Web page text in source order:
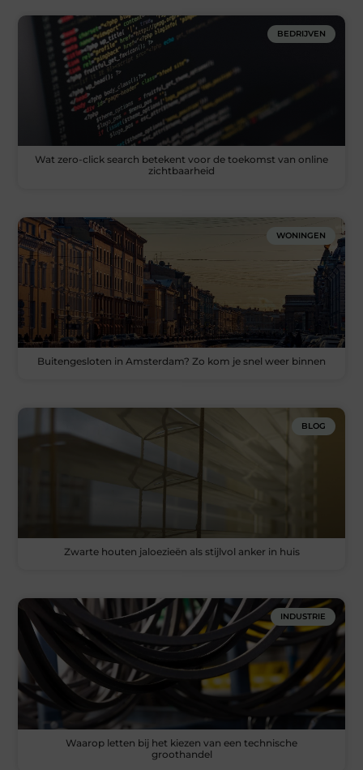
BEDRIJVEN
Wat zero-click search betekent voor de toekomst van online
zichtbaarheid
WONINGEN
Buitengesloten in Amsterdam? Zo kom je snel weer binnen
BLOG
Zwarte houten jaloezieën als stijlvol anker in huis
INDUSTRIE
Waarop letten bij het kiezen van een technische
groothandel